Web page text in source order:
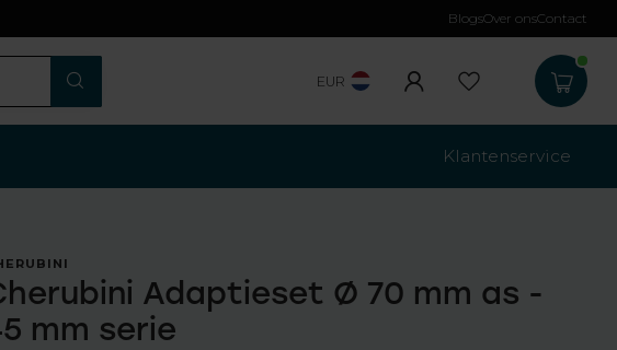
Gratis verzending
BlogsOver onsContact
EUR
Klantenservice
Adaptieset Ø 70 mm as -
mm serie